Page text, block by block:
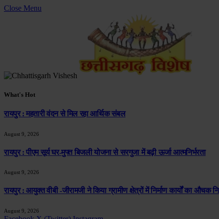
Close Menu
What's Hot
रायपुर : महतारी वंदन से मिल रहा आर्थिक संबल
August 9, 2026
रायपुर : पीएम सूर्य घर-मुफ्त बिजली योजना से सरगुजा में बढ़ी ऊर्जा आत्मनिर्भरता
August 9, 2026
रायपुर : आयुक्त वीबी -जीरामजी ने किया ग्रामीण क्षेत्रों में निर्माण कार्यों का औचक
August 9, 2026